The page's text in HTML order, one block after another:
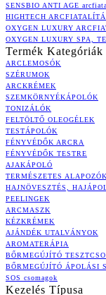
SENSBIO ANTI AGE
HIGHTECH
OXYGEN LUXURY
OXYGEN LUXURY SPA,
Termék Kategóriák
ARCLEMOSÓK
SZÉRUMOK
ARCKRÉMEK
SZEMKÖRNYÉKÁPOLÓK
TONIZÁLÓK
FELTÖLTŐ OLEOGÉLEK
TESTÁPOLÓK
FÉNYVÉDŐK ARCRA
FÉNYVÉDŐK TESTRE
AJAKÁPOLÓ
TERMÉSZETES ALAPOZÓK
HAJNÖVESZTÉS,
PEELINGEK
ARCMASZK
KÉZKRÉMEK
AJÁNDÉK UTALVÁNYOK
AROMATERÁPIA
BŐRMEGÚJÍTÓ
BŐRMEGÚJÍTÓ ÁPOLÁSI
SOS csomagok
Kezelés Típusa